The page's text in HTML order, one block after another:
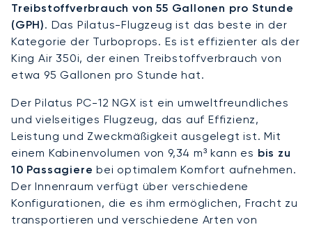
Treibstoffverbrauch von 55 Gallonen pro Stunde
(GPH). Das Pilatus-Flugzeug ist das beste in der
Kategorie der Turboprops. Es ist effizienter als der
King Air 350i, der einen Treibstoffverbrauch von
etwa 95 Gallonen pro Stunde hat.
Der Pilatus PC-12 NGX ist ein umweltfreundliches
und vielseitiges Flugzeug, das auf Effizienz,
Leistung und Zweckmäßigkeit ausgelegt ist. Mit
einem Kabinenvolumen von 9,34 m³ kann es bis zu
10 Passagiere bei optimalem Komfort aufnehmen.
Der Innenraum verfügt über verschiedene
Konfigurationen, die es ihm ermöglichen, Fracht zu
transportieren und verschiedene Arten von